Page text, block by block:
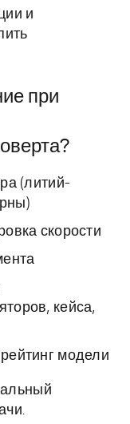
и
при
(литий-
скорости
кейса,
модели